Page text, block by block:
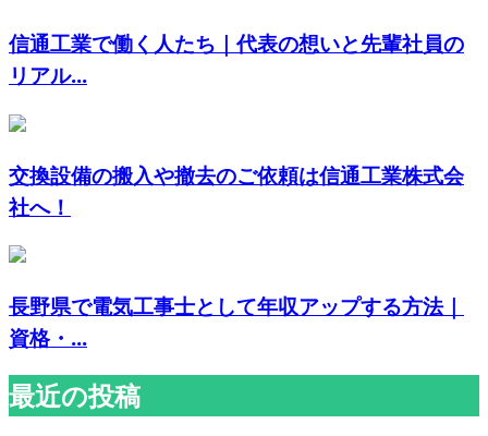
信通工業で働く人たち｜代表の想いと先輩社員の
リアル...
交換設備の搬入や撤去のご依頼は信通工業株式会
社へ！
長野県で電気工事士として年収アップする方法｜
資格・...
最近の投稿